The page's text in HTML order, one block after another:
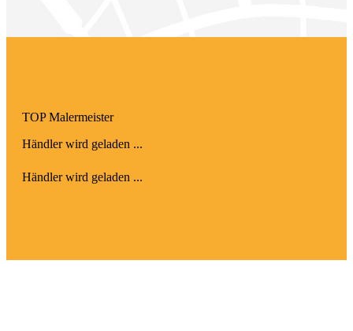
TOP Maler­meister
Händler wird geladen ...
Händler wird geladen ...